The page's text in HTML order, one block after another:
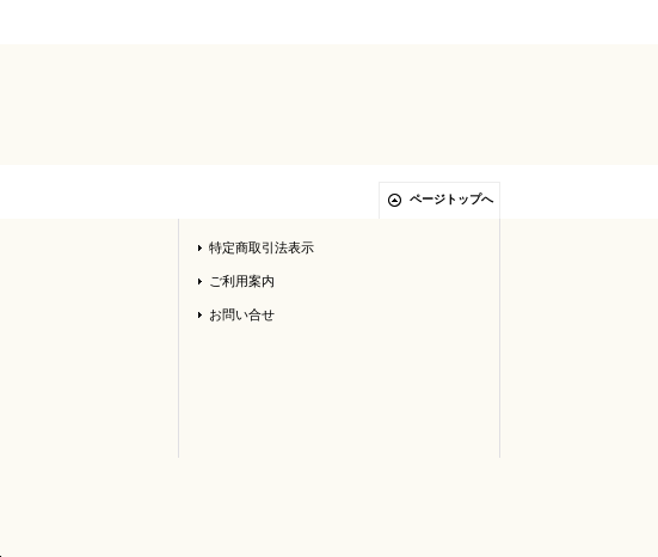
ページトップへ
特定商取引法表示
ご利用案内
お問い合せ